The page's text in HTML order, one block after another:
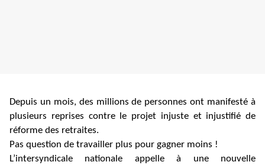
Depuis un mois, des millions de personnes ont manifesté à
plusieurs reprises contre le projet injuste et injustifié de
réforme des retraites.
Pas question de travailler plus pour gagner moins !
L’intersyndicale nationale appelle à une nouvelle